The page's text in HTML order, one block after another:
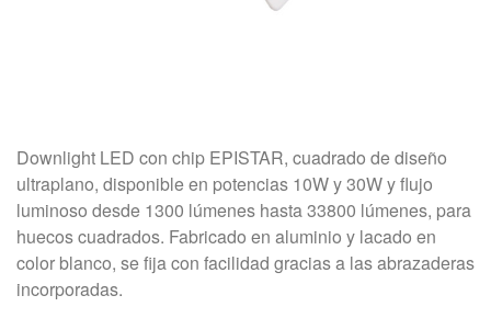
Downlight LED con chip EPISTAR, cuadrado de diseño
ultraplano, disponible en potencias 10W y 30W y flujo
luminoso desde 1300 lúmenes hasta 33800 lúmenes, para
huecos cuadrados. Fabricado en aluminio y lacado en
color blanco, se fija con facilidad gracias a las abrazaderas
incorporadas.